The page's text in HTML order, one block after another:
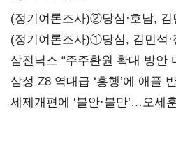
(정기여론조사)②당심·호남, 김
(정기여론조사)①당심, 김민석
지지도 '50% 아래로'(종합)
삼전닉스 “주주환원 확대 방안
보내
삼성 Z8 역대급 ‘흥행’에 애플
대전’
세제개편에 ‘불안·불만’…오세